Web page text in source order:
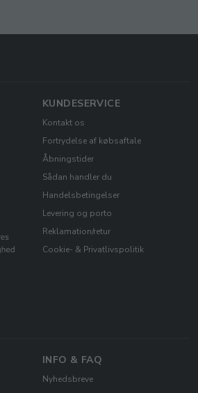
KUNDESERVICE
Kontakt os
Fortrydelse af købsaftale
Åbningstider
Sådan handler du
Handelsbetingelser
Levering og porto
Reklamation/retur
Cookie- & Privatlivspolitik
INFO & FAQ
Nyhedsbreve